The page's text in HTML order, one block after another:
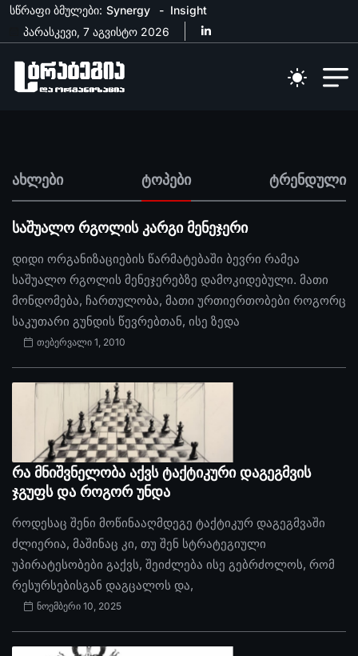
სწრაფი ბმულები: Synergy
Insight
პარასკევი, 7 აგვისტო 2026
ახლები ტოპები ტრენდული
საშუალო რგოლის კარგი მენეჯერი
დიდი ორგანიზაციების წარმატებაში ბევრი რამეა
საშუალო რგოლის მენეჯერებზე დამოკიდებული. მათი
მონდომება, ჩართულობა, მათი ურთიერთობები როგორც
საკუთარი გუნდის წევრებთან, ისე ზედა
თებერვალი 1, 2010
რა მნიშვნელობა აქვს ტაქტიკური დაგეგმვის
ჯგუფს და როგორ უნდა
როდესაც შენი მოწინააღმდეგე ტაქტიკურ დაგეგმვაში
ძლიერია, მაშინაც კი, თუ შენ სტრატეგიული
უპირატესობები გაქვს, შეიძლება ისე გებრძოლოს, რომ
რესურსებისგან დაგცალოს და,
ნოემბერი 10, 2025